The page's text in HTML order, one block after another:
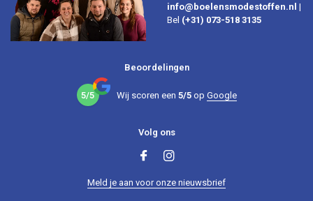
info@boelensmodestoffen.nl |
Bel (+31) 073-518 3135
Beoordelingen
5/5 Wij scoren een 5/5op Google
Volg ons
Meld je aan voor onze nieuwsbrief